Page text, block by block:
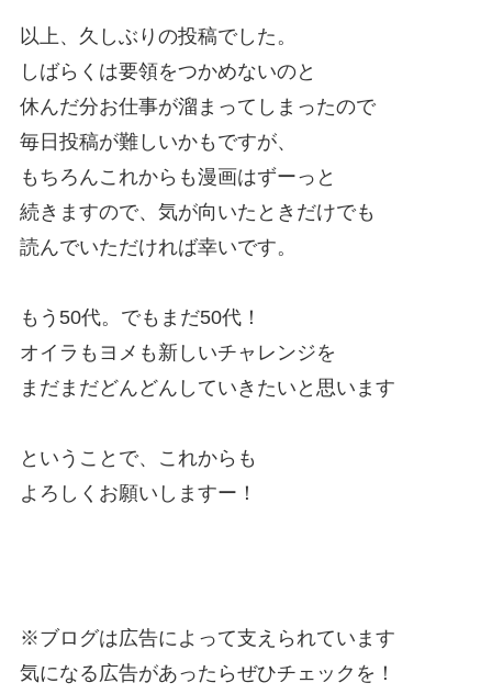
以上、久しぶりの投稿でした。
しばらくは要領をつかめないのと
休んだ分お仕事が溜まってしまったので
毎日投稿が難しいかもですが、
もちろんこれからも漫画はずーっと
続きますので、気が向いたときだけでも
読んでいただければ幸いです。
もう50代。でもまだ50代！
オイラもヨメも新しいチャレンジを
まだまだどんどんしていきたいと思います
ということで、これからも
よろしくお願いしますー！
※ブログは広告によって支えられています
気になる広告があったらぜひチェックを！